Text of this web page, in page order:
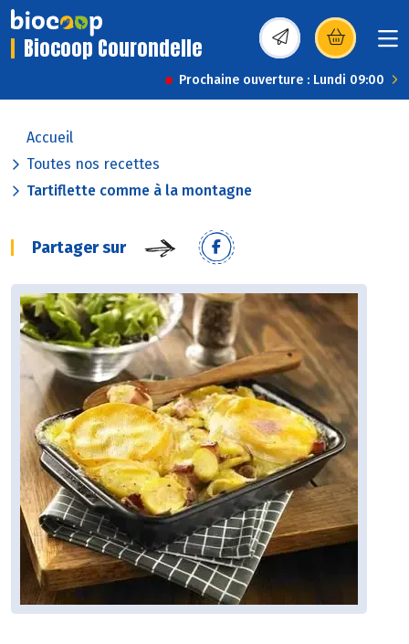
Biocoop Courondelle (s’ouvre dans une
Prochaine ouverture : Lundi 09:00
Accueil
Toutes nos recettes
Tartiflette comme à la montagne
Partager sur